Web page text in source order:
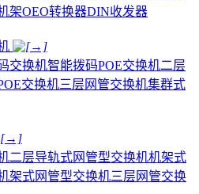
架OEO转换器DIN收发器
交换机智能拨码POE交换机二层
交换机三层网管交换机集群式
二层导轨式网管型交换机机架式
架式网管型交换机三层网管交换